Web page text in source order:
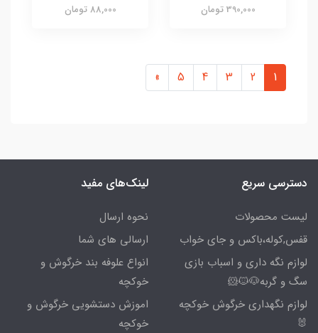
390,000 تومان
88,000 تومان
1
2
3
4
5
»
دسترسی سریع
لیست محصولات
قفس,کوله،باکس و جای خواب
لوازم نگه داری و اسباب بازی
سگ و گربه🐶🐱🐹
لوازم نگهداری خرگوش خوکچه
🐰
لینک‌های مفید
نحوه ارسال
ارسالی های شما
انواع علوفه بند خرگوش و
خوکچه
اموزش دستشویی خرگوش و
خوکچه